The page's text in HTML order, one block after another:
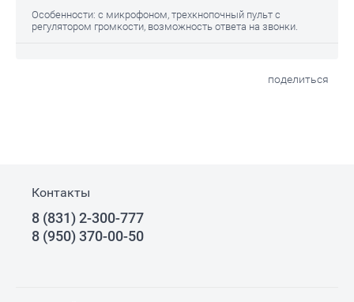
Особенности: с микрофоном, трехкнопочный пульт с
регулятором громкости, возможность ответа на звонки.
поделиться
Контакты
8 (831) 2-300-777
8 (950) 370-00-50